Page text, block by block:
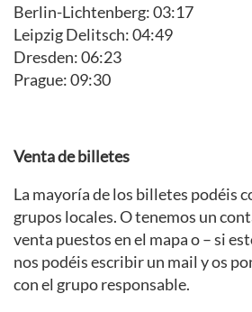
Berlin-Lichtenberg: 03:17
Leipzig Delitsch: 04:49
Dresden: 06:23
Prague: 09:30
Venta de billetes
La mayoría de los billetes podéis
grupos locales. O tenemos un
venta puestos en el mapa o – si
nos podéis escribir un mail y os
con el grupo responsable.